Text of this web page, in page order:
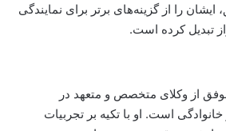
را از گزینه‌های برتر برای نمایندگی
تبدیل کرده است.
از وکلای متخصص و متعهد در
است. او با تکیه بر تجربیات